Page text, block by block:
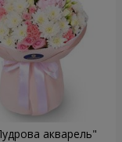
акварель"